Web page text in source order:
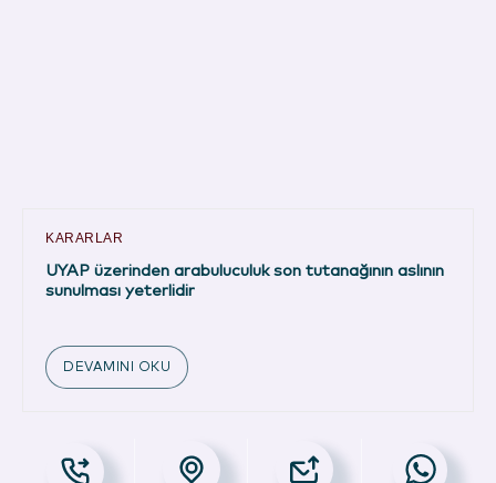
KARARLAR
UYAP üzerinden arabuluculuk son tutanağının aslının
sunulması yeterlidir
DEVAMINI OKU